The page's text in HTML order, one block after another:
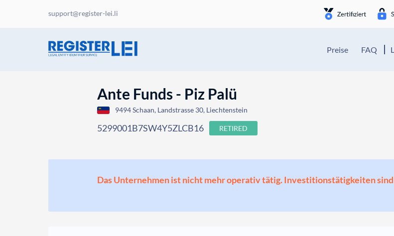
support@register-lei.li
Preise FAQ
Ante Funds - Piz Palü
9494 Schaan, Landstrasse 30, Liechtenstein
5299001B7SW4Y5ZLCB16 RETIRED
Das Unternehmen ist nicht mehr operativ tätig. Investitionstätigkeiten